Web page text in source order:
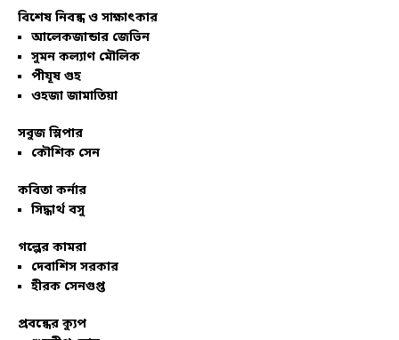
বিশেষ নিবন্ধ ও সাক্ষাৎকার
আলেকজান্ডার জেভিন
সুমন কল্যাণ মৌলিক
পীযূষ গুহ
ওহজা জামাতিয়া
সবুজ স্লিপার
কৌশিক সেন
কবিতা কর্নার
সিদ্ধার্থ বসু
গল্পের কামরা
দেবাশিস সরকার
হীরক সেনগুপ্ত
প্রবন্ধের ক্যুপ